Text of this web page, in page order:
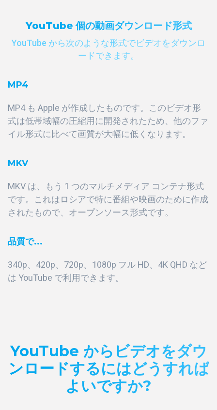
YouTube 個の動画ダウンロード形式
YouTube から次のような形式でビデオをダウンロ
ードできます。
MP4
MP4 も Apple が作成したものです。このビデオ形
式は低帯域幅の圧縮用に開発されたため、他のファ
イル形式に比べて画質が大幅に低くなります。
MKV
MKV は、もう 1 つのマルチメディア コンテナ形式
です。これはロシアで特に番組や映画のために作成
されたもので、オープンソース形式です。
品質で...
340p、420p、720p、1080p フル HD、4K QHD など
は YouTube で利用できます。
YouTube からビデオをダウ
ンロードするにはどうすれば
よいですか?